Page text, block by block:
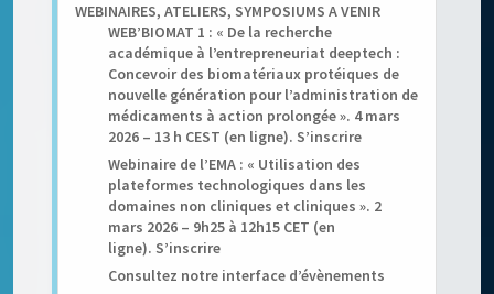
WEBINAIRES, ATELIERS, SYMPOSIUMS A VENIR
WEB’BIOMAT 1 : « De la recherche
académique à l’entrepreneuriat deeptech :
Concevoir des biomatériaux protéiques de
nouvelle génération pour l’administration de
médicaments à action prolongée ». 4 mars
2026 – 13 h CEST (en ligne). S’inscrire
Webinaire de l’EMA : « Utilisation des
plateformes technologiques dans les
domaines non cliniques et cliniques ». 2
mars 2026 – 9h25 à 12h15 CET (en
ligne). S’inscrire
Consultez notre interface d’évènements